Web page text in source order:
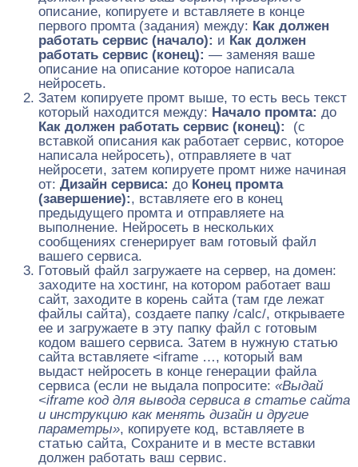
описание, копируете и вставляете в конце
первого промта (задания) между: Как должен
работать сервис (начало): и Как должен
работать сервис (конец): — заменяя ваше
описание на описание которое написала
нейросеть.
Затем копируете промт выше, то есть весь текст
который находится между: Начало промта: до
Как должен работать сервис (конец):
(с
вставкой описания как работает сервис, которое
написала нейросеть), отправляете в чат
нейросети, затем копируете промт ниже начиная
от: Дизайн сервиса: до Конец промта
(завершение):, вставляете его в конец
предыдущего промта и отправляете на
выполнение. Нейросеть в нескольких
сообщениях сгенерирует вам готовый файл
вашего сервиса.
Готовый файл загружаете на сервер, на домен:
заходите на хостинг, на котором работает ваш
сайт, заходите в корень сайта (там где лежат
файлы сайта), создаете папку /calc/, открываете
ее и загружаете в эту папку файл с готовым
кодом вашего сервиса. Затем в нужную статью
сайта вставляете <iframe …, который вам
выдаст нейросеть в конце генерации файла
сервиса (если не выдала попросите: «Выдай
<iframe код для вывода сервиса в статье сайта
и инструкцию как менять дизайн и другие
параметры», копируете код, вставляете в
статью сайта, Сохраните и в месте вставки
должен работать ваш сервис.